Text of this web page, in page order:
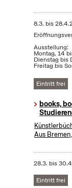
8.3. bis
Ausstellung:
Montag, 14
Dienstag bis
Freitag bis
Eintritt frei
books,
Aus
28.3. bis
Eintritt frei